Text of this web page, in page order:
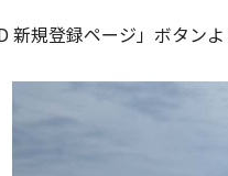
新規登録ページ」ボタン